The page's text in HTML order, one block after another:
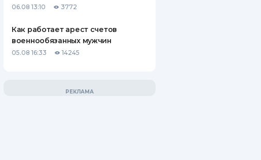
06.08 13:10 3772
Как работает арест счетов
военнообязанных мужчин
05.08 16:33 14245